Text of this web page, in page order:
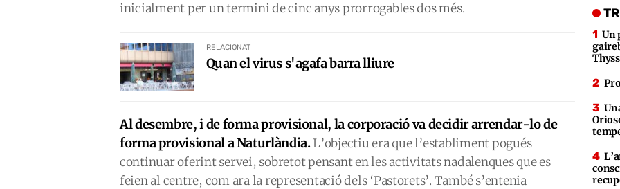
inicialment per un termini de cinc anys prorrogables dos més.
RELACIONAT
Quan el virus s'agafa barra lliure
Al desembre, i de forma provisional, la corporació va decidir arrendar-lo de
forma provisional a Naturlàndia.L’objectiu era que l’establiment pogués
continuar oferint servei, sobretot pensant en les activitats nadalenques que es
feien al centre, com ara la representació dels ‘Pastorets’. També s’entenia
Un